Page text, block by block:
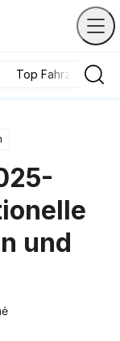
Top Fahrzeuge
und